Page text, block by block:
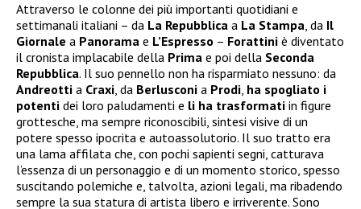
Attraverso le colonne dei più importanti quotidiani e
settimanali italiani – da La Repubblica a La Stampa, da Il
Giornale a Panorama e L’Espresso – Forattini è diventato
il cronista implacabile della Prima e poi della Seconda
Repubblica. Il suo pennello non ha risparmiato nessuno: da
Andreotti a Craxi, da Berlusconi a Prodi, ha spogliato i
potenti dei loro paludamenti e li ha trasformati in figure
grottesche, ma sempre riconoscibili, sintesi visive di un
potere spesso ipocrita e autoassolutorio. Il suo tratto era
una lama affilata che, con pochi sapienti segni, catturava
l’essenza di un personaggio e di un momento storico, spesso
suscitando polemiche e, talvolta, azioni legali, ma ribadendo
sempre la sua statura di artista libero e irriverente. Sono